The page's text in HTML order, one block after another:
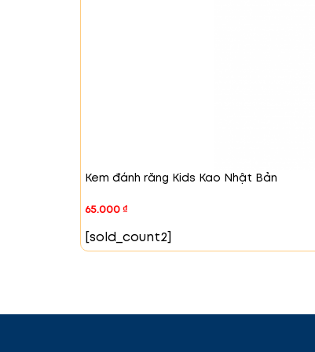
Kem đánh răng Kids Kao Nhật Bản
65.000₫
[sold_count2]